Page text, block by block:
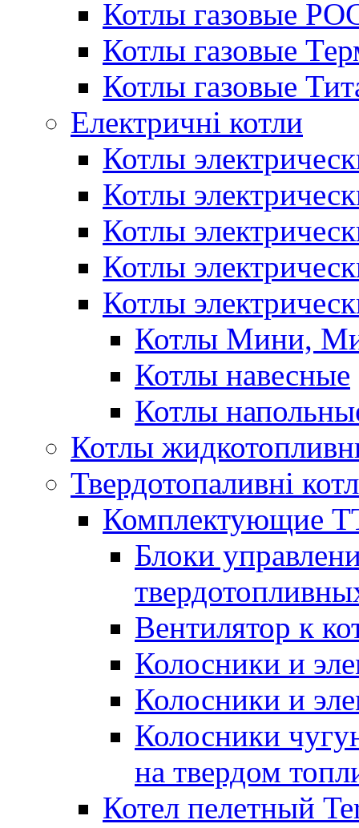
Котлы газовые
Котлы газовые
Котлы газовые
Електричні котли
Котлы
Котлы
Котлы
Котлы
Котлы
Котлы Мини,
Котлы навесные
Котлы
Котлы
Твердотопаливні
Комплектующие
Блоки
Вентилятор к
Колосники и
Колосники и
Колосники
на твердом
Котел пелетный